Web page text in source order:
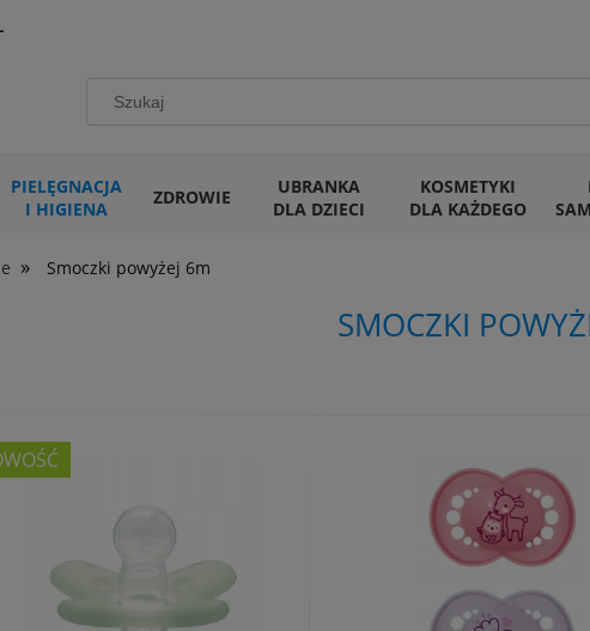
PIELĘGNACJA
I HIGIENA
ZDROWIE
UBRANKA
DLA DZIECI
KOSMETYKI
DLA KAŻDEGO
» Smoczki powyżej 6m
SMOCZKI